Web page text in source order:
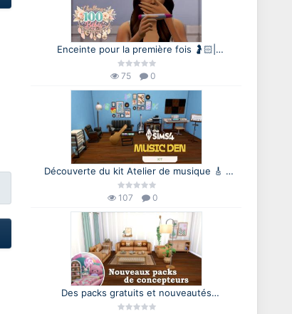
Enceinte pour la première fois 🤰🏻|
Challenge 100 Bébés 🍼 | Les Sims 4
75 0
Découverte du kit Atelier de musique 🎸 |
Les Sims 4
107 0
Des packs gratuits et nouveautés
Marketplace ✨💰 | Les Sims 4